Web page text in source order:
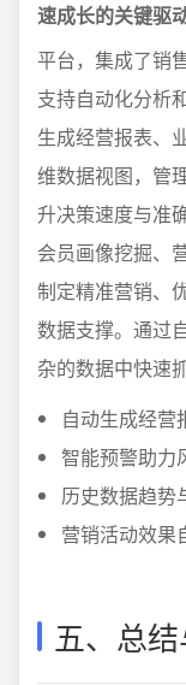
速成长的关键驱
平台，集成了销
支持自动化分析
生成经营报表、
维数据视图，管
升决策速度与准
会员画像挖掘、
制定精准营销、
数据支撑。通过
杂的数据中快速
自动生成经营
智能预警助力
历史数据趋势
营销活动效果
五、总